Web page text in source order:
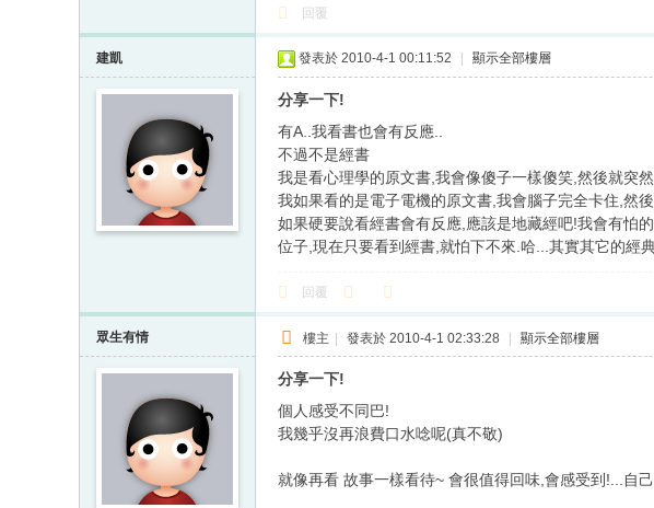
回覆
建凱 發表於 2010-4-1 00:11:52 顯示全部樓層
分享一下!
有A..我看書也會有反應..
不過不是經書
我是看心理學的原文書,我會像傻子一樣傻笑,然後就突
我如果看的是電子電機的原文書,我會腦子完全卡住,然
如果硬要說看經書會有反應,應該是地藏經吧!我會有怕
位子,現在只要看到經書,就怕下不來.哈...其實其它的經
回覆
眾生有情 樓主 | 發表於 2010-4-1 02:33:28 | 顯示全部樓層
分享一下!
個人感受不同巴!
我幾乎沒再浪費口水唸呢(真不敬)
就像再看 故事一樣看待~ 會很值得回味,會感受到!...自